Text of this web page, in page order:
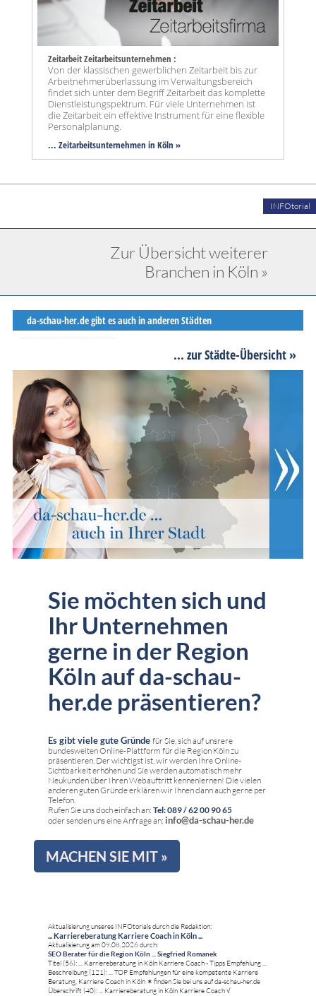
Zeitarbeit Zeitarbeitsunternehmen :
Von der klassischen gewerblichen Zeitarbeit bis zur
Arbeitnehmerüberlassung im Verwaltungsbereich
findet sich unter dem Begriff Zeitarbeit das komplette
Dienstleistungspektrum. Für viele Unternehmen ist
die Zeitarbeit ein effektive Instrument für eine flexible
Personalplanung.
... Zeitarbeitsunternehmen in Köln »
INFOtorial
Zur Übersicht weiterer
Branchen in Köln »
da-schau-her.de gibt es auch in anderen Städten
... zur Städte-Übersicht »
Sie möchten sich und
Ihr Unternehmen
gerne in der Region
Köln auf da-schau-
her.de präsentieren?
Es gibt viele gute Gründe für Sie, sich auf unsrere
bundesweiten Online-Plattform für die Region Köln zu
präsentieren. Der wichtigst ist, wir werden Ihre Online-
Sichtbarkeit erhöhen und Sie werden automatisch mehr
Neukunden über Ihren Webauftritt kennenlernen! Die vielen
anderen guten Gründe erklären wir Ihnen dann auch gerne per
Telefon.
Rufen Sie uns doch einfach an: Tel: 089 / 62 00 90 65
oder senden uns eine Anfrage an: info@da-schau-her.de
MACHEN SIE MIT »
Aktualisierung unseres INFOtorials durch die Redaktion:
... Karriereberatung Karriere Coach in Köln ...
Aktualisierung am 09.08.2026 durch:
SEO Berater für die Region Köln ... Siegfried Romanek
Titel (56): ... Karriereberatung in Köln Karriere Coach - Tipps Empfehlung ...
Beschreibung (121): ... TOP Empfehlungen für eine kompetente Karriere
Beratung, Karriere Coach in Köln ✶ finden Sie bei uns auf da-schau-her.de
Überschrift (40): ... Karriereberatung in Köln Karriere Coach √